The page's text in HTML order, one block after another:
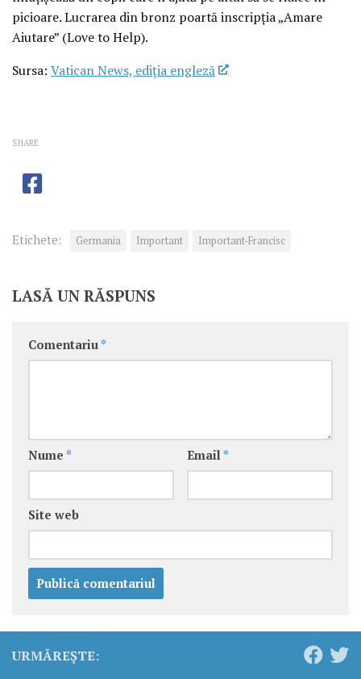
picioare. Lucrarea din bronz poartă inscripția „Amare
Aiutare” (Love to Help).
Sursa: Vatican News, ediția engleză
SHARE
Etichete: Germania Important Important-Francisc
LASĂ UN RĂSPUNS
Comentariu *
Nume * Email *
Site web
URMĂREȘTE: